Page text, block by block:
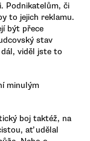
Podnikatelům, či
to jejich reklamu.
být přece
stav
viděl jste to
minulým
boj taktéž, na
ať udělal